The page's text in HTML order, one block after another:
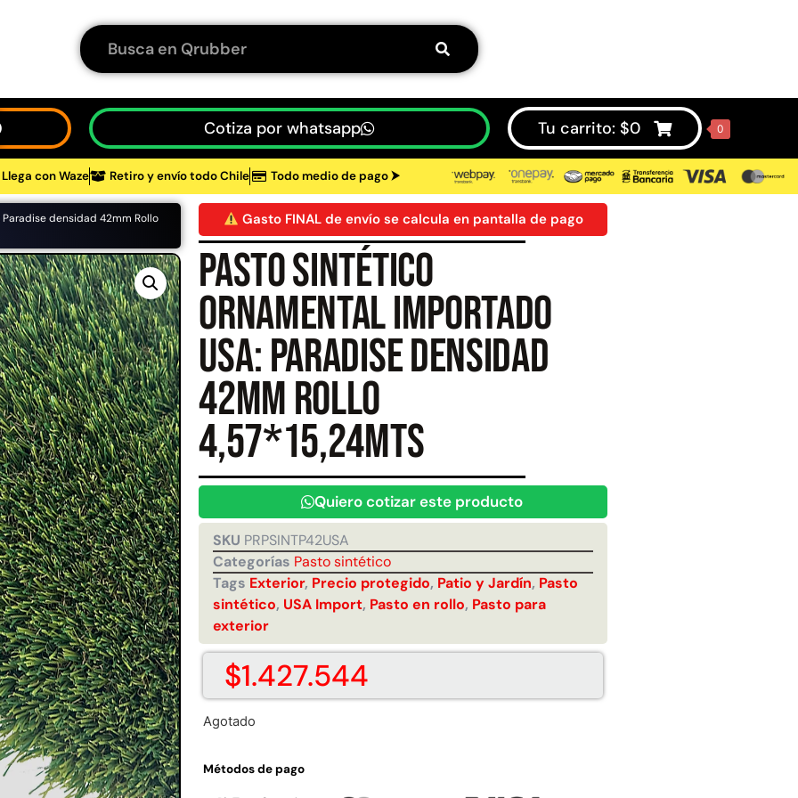
Cotiza por whatsapp Tu carrito: $0 0
Llega con Waze Retiro y envío todo Chile Todo medio de pago ⮞
densidad 42mm Rollo
Gasto FINAL de envío se calcula en pantalla de pago
Pasto sintético
ornamental Importado
USA: Paradise densidad
42mm Rollo
4,57*15,24mts
Quiero cotizar este producto
SKU PRPSINTP42USA
Categorías Pasto sintético
Tags Exterior, Precio protegido, Patio y Jardín, Pasto
sintético, USA Import, Pasto en rollo, Pasto para
exterior
$1.427.544
Agotado
Métodos de pago
Juego Modular 35
QplayGround
$5.926.486
Leer más
Juego Modular 40
QplayGround
$4.859.984
Leer más
QplayGround
$9.558.557
Agregar al
Leer más
37%
Juego Modular 03
QplayGround
$5.987.128
ornamental Importado
USA: Crown densidad